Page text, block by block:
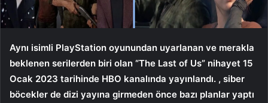
Aynı isimli PlayStation oyunundan uyarlanan ve merakla
beklenen serilerden biri olan “The Last of Us” nihayet 15
Ocak 2023 tarihinde HBO kanalında yayınlandı. , siber
böcekler de dizi yayına girmeden önce bazı planlar yaptı